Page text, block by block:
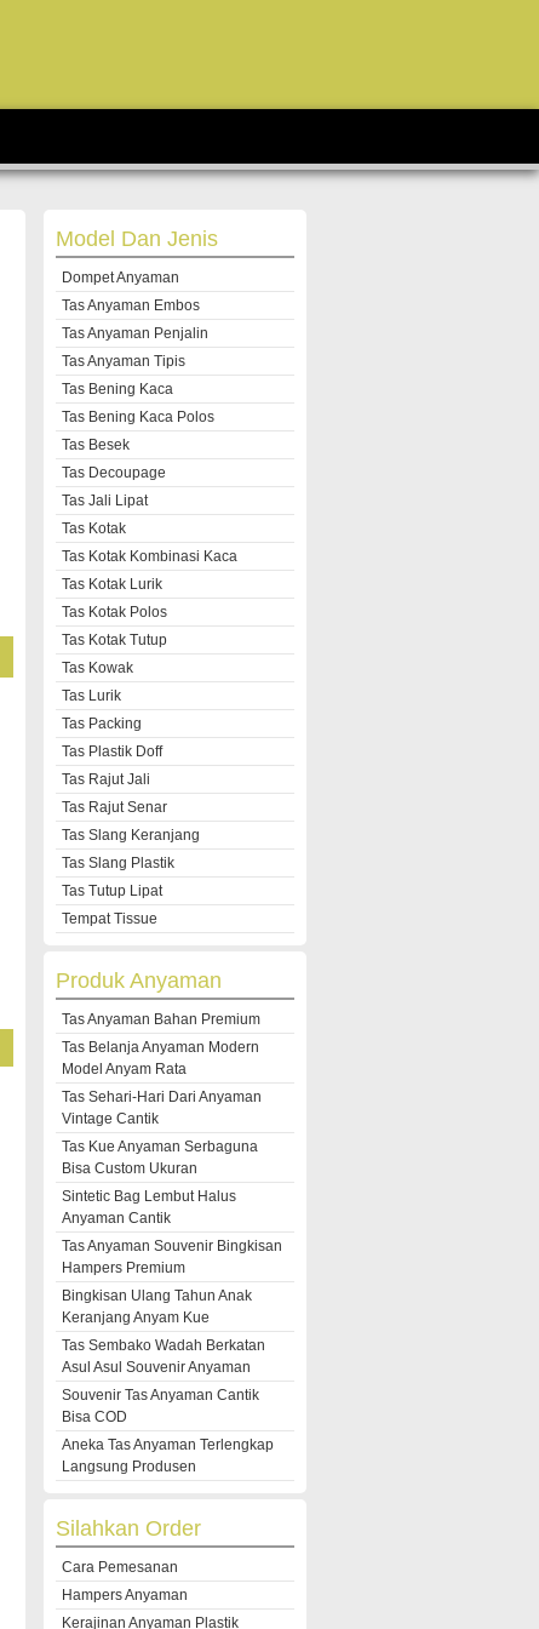
Model Dan Jenis
Dompet Anyaman
Tas Anyaman Embos
Tas Anyaman Penjalin
Tas Anyaman Tipis
Tas Bening Kaca
Tas Bening Kaca Polos
Tas Besek
Tas Decoupage
Tas Jali Lipat
Tas Kotak
Tas Kotak Kombinasi Kaca
Tas Kotak Lurik
Tas Kotak Polos
Tas Kotak Tutup
Tas Kowak
Tas Lurik
Tas Packing
Tas Plastik Doff
Tas Rajut Jali
Tas Rajut Senar
Tas Slang Keranjang
Tas Slang Plastik
Tas Tutup Lipat
Tempat Tissue
Produk Anyaman
Tas Anyaman Bahan Premium
Tas Belanja Anyaman Modern
Model Anyam Rata
Tas Sehari-Hari Dari Anyaman
Vintage Cantik
Tas Kue Anyaman Serbaguna
Bisa Custom Ukuran
Sintetic Bag Lembut Halus
Anyaman Cantik
Tas Anyaman Souvenir Bingkisan
Hampers Premium
Bingkisan Ulang Tahun Anak
Keranjang Anyam Kue
Tas Sembako Wadah Berkatan
Asul Asul Souvenir Anyaman
Souvenir Tas Anyaman Cantik
Bisa COD
Aneka Tas Anyaman Terlengkap
Langsung Produsen
Silahkan Order
Cara Pemesanan
Hampers Anyaman
Kerajinan Anyaman Plastik